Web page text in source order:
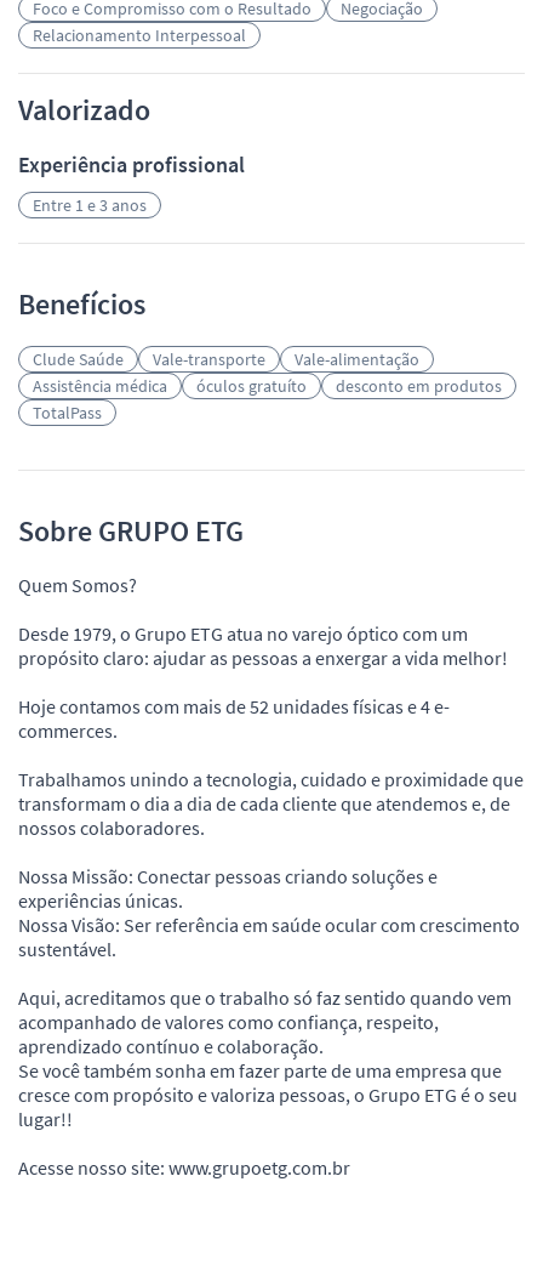
Foco e Compromisso com o Resultado
Negociação
Relacionamento Interpessoal
Valorizado
Experiência profissional
Entre 1 e 3 anos
Benefícios
Clude Saúde Vale-transporte
Vale-alimentação
Assistência médica
óculos gratuíto
desconto em produtos
TotalPass
Sobre GRUPO ETG
Quem Somos?
Desde 1979, o Grupo ETG atua no varejo óptico com um
propósito claro: ajudar as pessoas a enxergar a vida melhor!
Hoje contamos com mais de 52 unidades físicas e 4 e-
commerces.
Trabalhamos unindo a tecnologia, cuidado e proximidade que
transformam o dia a dia de cada cliente que atendemos e, de
nossos colaboradores.
Nossa Missão: Conectar pessoas criando soluções e
experiências únicas.
Nossa Visão: Ser referência em saúde ocular com crescimento
sustentável.
Aqui, acreditamos que o trabalho só faz sentido quando vem
acompanhado de valores como confiança, respeito,
aprendizado contínuo e colaboração.
Se você também sonha em fazer parte de uma empresa que
cresce com propósito e valoriza pessoas, o Grupo ETG é o seu
lugar!!
Acesse nosso site: www.grupoetg.com.br